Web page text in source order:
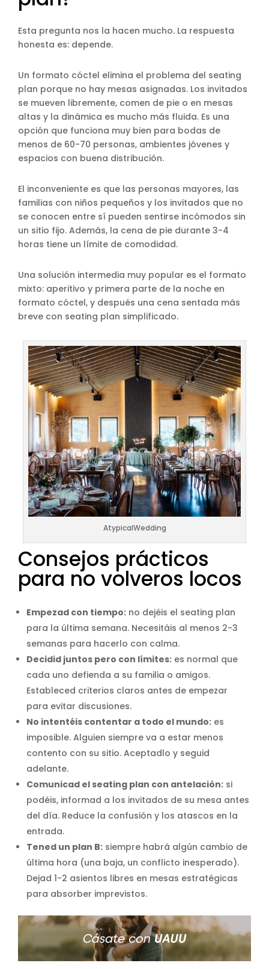
Esta pregunta nos la hacen mucho. La respuesta
honesta es: depende.
Un formato cóctel elimina el problema del seating
plan porque no hay mesas asignadas. Los invitados
se mueven libremente, comen de pie o en mesas
altas y la dinámica es mucho más fluida. Es una
opción que funciona muy bien para bodas de
menos de 60-70 personas, ambientes jóvenes y
espacios con buena distribución.
El inconveniente es que las personas mayores, las
familias con niños pequeños y los invitados que no
se conocen entre sí pueden sentirse incómodos sin
un sitio fijo. Además, la cena de pie durante 3-4
horas tiene un límite de comodidad.
Una solución intermedia muy popular es el formato
mixto: aperitivo y primera parte de la noche en
formato cóctel, y después una cena sentada más
breve con seating plan simplificado.
AtypicalWedding
Consejos prácticos
para no volveros locos
Empezad con tiempo: no dejéis el seating plan
para la última semana. Necesitáis al menos 2-3
semanas para hacerlo con calma.
Decidid juntos pero con límites: es normal que
cada uno defienda a su familia o amigos.
Estableced criterios claros antes de empezar
para evitar discusiones.
No intentéis contentar a todo el mundo: es
imposible. Alguien siempre va a estar menos
contento con su sitio. Aceptadlo y seguid
adelante.
Comunicad el seating plan con antelación: si
podéis, informad a los invitados de su mesa antes
del día. Reduce la confusión y los atascos en la
entrada.
Tened un plan B: siempre habrá algún cambio de
última hora (una baja, un conflicto inesperado).
Dejad 1-2 asientos libres en mesas estratégicas
para absorber imprevistos.